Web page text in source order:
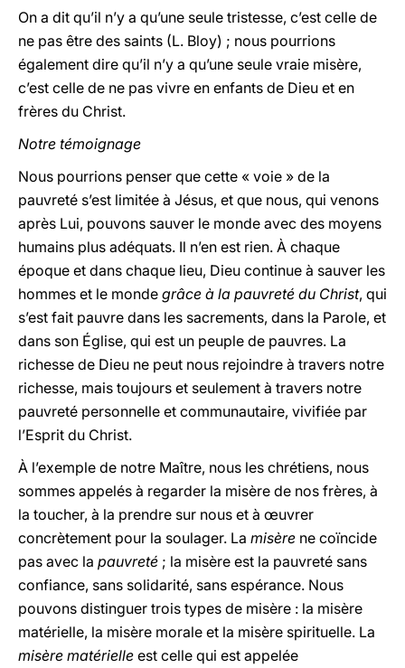
On a dit qu’il n’y a qu’une seule tristesse, c’est celle de
ne pas être des saints (L. Bloy) ; nous pourrions
également dire qu’il n’y a qu’une seule vraie misère,
c’est celle de ne pas vivre en enfants de Dieu et en
frères du Christ.
Notre témoignage
Nous pourrions penser que cette « voie » de la
pauvreté s’est limitée à Jésus, et que nous, qui venons
après Lui, pouvons sauver le monde avec des moyens
humains plus adéquats. Il n’en est rien. À chaque
époque et dans chaque lieu, Dieu continue à sauver les
hommes et le monde grâce à la pauvreté du Christ, qui
s’est fait pauvre dans les sacrements, dans la Parole, et
dans son Église, qui est un peuple de pauvres. La
richesse de Dieu ne peut nous rejoindre à travers notre
richesse, mais toujours et seulement à travers notre
pauvreté personnelle et communautaire, vivifiée par
l’Esprit du Christ.
À l’exemple de notre Maître, nous les chrétiens, nous
sommes appelés à regarder la misère de nos frères, à
la toucher, à la prendre sur nous et à œuvrer
concrètement pour la soulager. La misère ne coïncide
pas avec la pauvreté ; la misère est la pauvreté sans
confiance, sans solidarité, sans espérance. Nous
pouvons distinguer trois types de misère : la misère
matérielle, la misère morale et la misère spirituelle. La
misère matérielle est celle qui est appelée